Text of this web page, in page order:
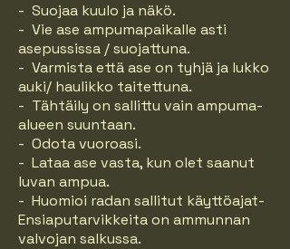
- Suojaa kuulo ja näkö.
- Vie ase ampumapaikalle asti
asepussissa / suojattuna.
- Varmista että ase on tyhjä ja lukko
auki/ haulikko taitettuna.
- Tähtäily on sallittu vain ampuma-
alueen suuntaan.
- Odota vuoroasi.
- Lataa ase vasta, kun olet saanut
luvan ampua.
- Huomioi radan sallitut käyttöajat-
Ensiaputarvikkeita on ammunnan
valvojan salkussa.